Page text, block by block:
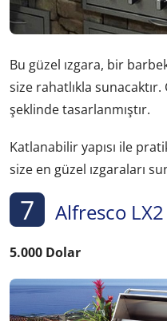
Bu güzel ızgara, bir
size rahatlıkla
şeklinde tasarlanmıştır.
Katlanabilir yapısı ile
size en güzel ızgaraları
7 Alfresco
5.000 Dolar